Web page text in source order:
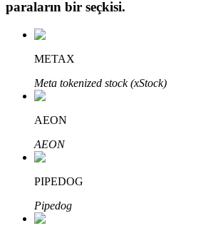
Otomatik Yatırım
Uzun vadeli kâr ve esnek çıkarlar elde edin
paraların bir seçkisi.
METAX
Meta tokenized stock (xStock)
AEON
AEON
PIPEDOG
Pipedog